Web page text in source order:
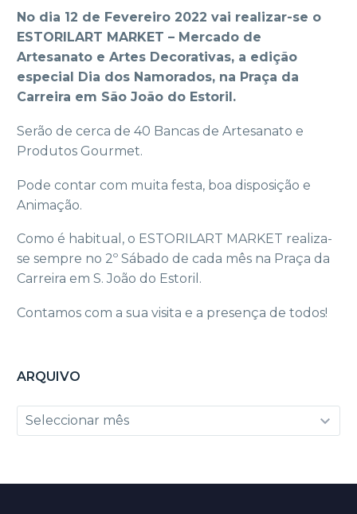
No dia 12 de Fevereiro 2022 vai realizar-se o
ESTORILART MARKET – Mercado de
Artesanato e Artes Decorativas, a edição
especial Dia dos Namorados, na Praça da
Carreira em São João do Estoril.
Serão de cerca de 40 Bancas de Artesanato e
Produtos Gourmet.
Pode contar com muita festa, boa disposição e
Animação.
Como é habitual, o ESTORILART MARKET realiza-
se sempre no 2º Sábado de cada mês na Praça da
Carreira em S. João do Estoril.
Contamos com a sua visita e a presença de todos!
ARQUIVO
Arquivo
Seleccionar mês